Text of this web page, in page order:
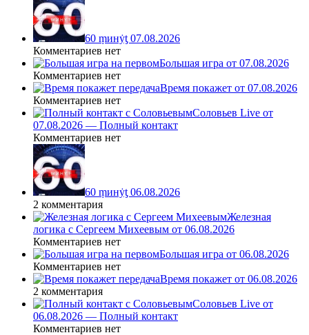
60 ṃинẏƫ 07.08.2026
Комментариев нет
Большая игра от 07.08.2026
Комментариев нет
Время покажет от 07.08.2026
Комментариев нет
Соловьев Live от
07.08.2026 — Полный контакт
Комментариев нет
60 ṃинẏƫ 06.08.2026
2 комментария
Железная
логика с Сергеем Михеевым от 06.08.2026
Комментариев нет
Большая игра от 06.08.2026
Комментариев нет
Время покажет от 06.08.2026
2 комментария
Соловьев Live от
06.08.2026 — Полный контакт
Комментариев нет